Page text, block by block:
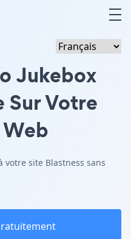
Jukebox
Votre
votre site Blastness sans